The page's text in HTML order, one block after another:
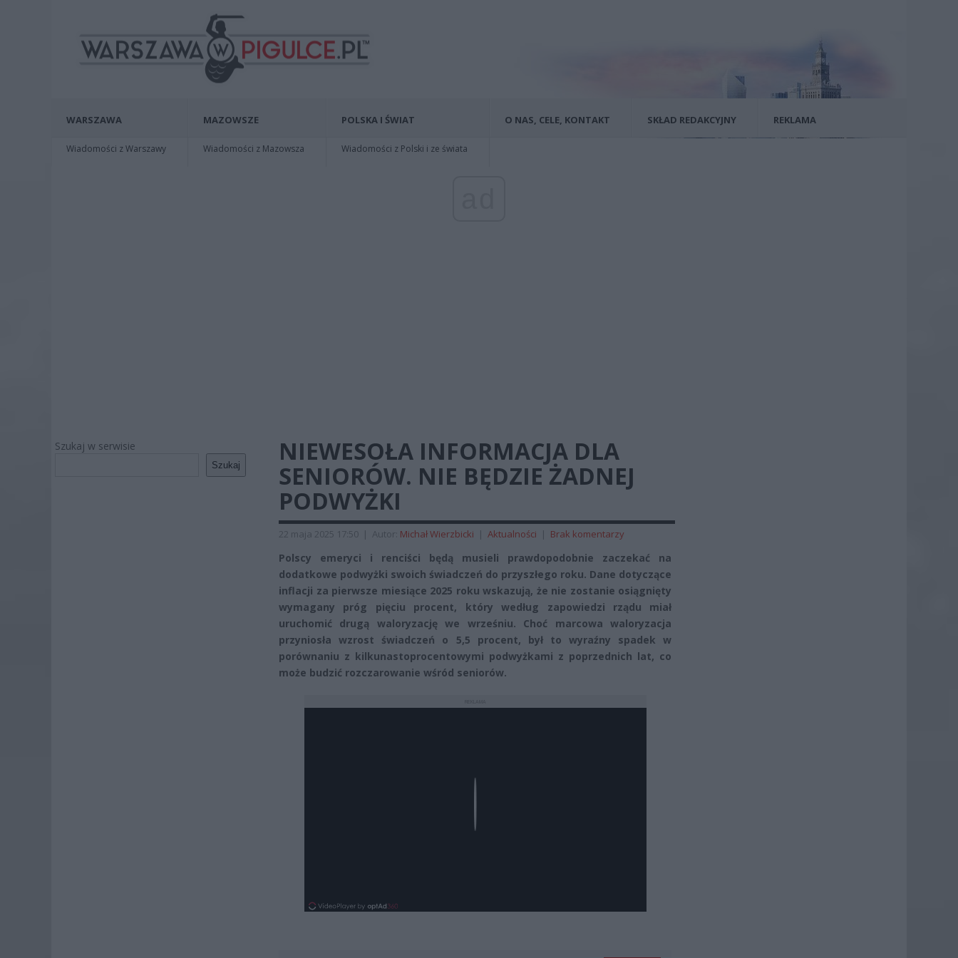
WARSZAWA
Wiadomości z Warszawy
MAZOWSZE
Wiadomości z Mazowsza
POLSKA I ŚWIAT
Wiadomości z Polski i ze świata
O NAS, CELE, KONTAKT SKŁAD REDAKCYJNY REKLAMA
Szukaj w serwisie
Szukaj
NIEWESOŁA INFORMACJA DLA
SENIORÓW. NIE BĘDZIE ŻADNEJ
PODWYŻKI
22 maja 2025 17:50 | Autor: Michał Wierzbicki | Aktualności | Brak komentarzy
Polscy emeryci i renciści będą musieli prawdopodobnie zaczekać na
dodatkowe podwyżki swoich świadczeń do przyszłego roku. Dane dotyczące
inflacji za pierwsze miesiące 2025 roku wskazują, że nie zostanie osiągnięty
wymagany próg pięciu procent, który według zapowiedzi rządu miał
uruchomić drugą waloryzację we wrześniu. Choć marcowa waloryzacja
przyniosła wzrost świadczeń o 5,5 procent, był to wyraźny spadek w
porównaniu z kilkunastoprocentowymi podwyżkami z poprzednich lat, co
może budzić rozczarowanie wśród seniorów.